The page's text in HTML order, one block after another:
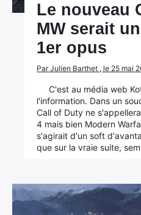
Le nouveau
MW serait
1er opus
Par Julien Barthet , le 25 mai
C'est au média web
l'information. Dans un
Call of Duty ne
4 mais bien Modern
s'agirait d'un soft
que sur la vraie suite,